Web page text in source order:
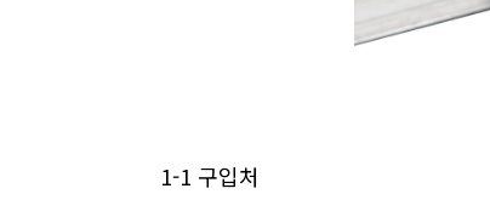
1-1 구입처